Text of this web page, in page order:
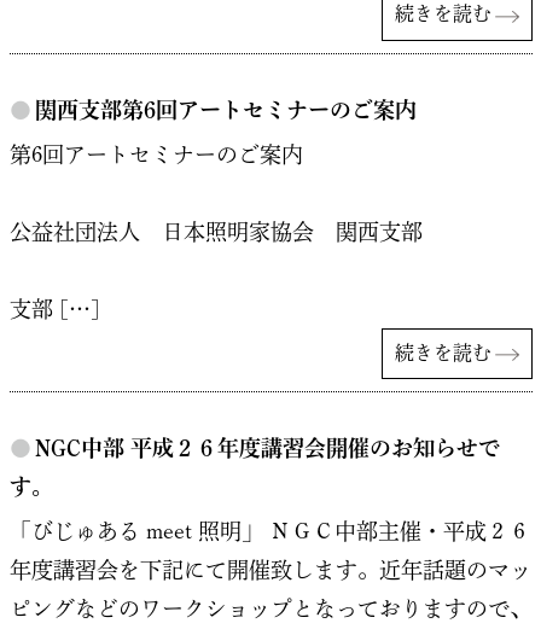
続きを読む
● 関西支部第6回アートセミナーのご案内
第6回アートセミナーのご案内
公益社団法人 日本照明家協会 関西支部
支部 […]
続きを読む
● NGC中部 平成２６年度講習会開催のお知らせで
す。
「びじゅある meet 照明」 ＮＧＣ中部主催・平成２６
年度講習会を下記にて開催致します。近年話題のマッ
ピングなどのワークショップとなっておりますので、